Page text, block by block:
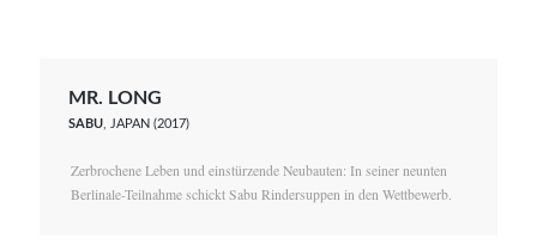
MR. LONG
SABU, JAPAN (2017)
Zerbrochene Leben und einstürzende Neubauten: In seiner neunten
Berlinale-Teilnahme schickt Sabu Rindersuppen in den Wettbewerb.